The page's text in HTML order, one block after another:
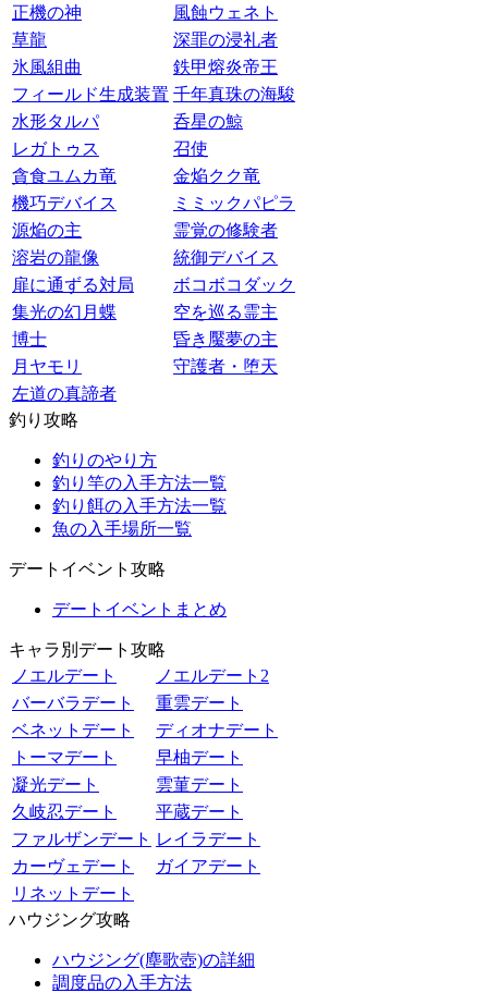
正機の神
風蝕ウェネト
草龍
深罪の浸礼者
氷風組曲
鉄甲熔炎帝王
フィールド生成装置 千年真珠の海駿
水形タルパ
呑星の鯨
レガトゥス
召使
貪食ユムカ竜
金焔クク竜
機巧デバイス
ミミックパピラ
源焔の主
霊覚の修験者
溶岩の龍像
統御デバイス
扉に通ずる対局
ボコボコダック
集光の幻月蝶
空を巡る霊主
博士
昏き魘夢の主
月ヤモリ
守護者・堕天
左道の真諦者
釣り攻略
釣りのやり方
釣り竿の入手方法一覧
釣り餌の入手方法一覧
魚の入手場所一覧
デートイベント攻略
デートイベントまとめ
キャラ別デート攻略
ノエルデート
ノエルデート2
バーバラデート
重雲デート
ベネットデート
ディオナデート
トーマデート
早柚デート
凝光デート
雲菫デート
久岐忍デート
平蔵デート
ファルザンデート レイラデート
カーヴェデート
ガイアデート
リネットデート
ハウジング攻略
ハウジング(塵歌壺)の詳細
調度品の入手方法